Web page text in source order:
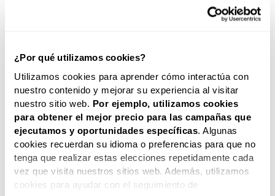
¿Por qué utilizamos cookies?
Utilizamos cookies para aprender cómo interactúa con
nuestro contenido y mejorar su experiencia al visitar
nuestro sitio web. Por ejemplo, utilizamos cookies
para obtener el mejor precio para las campañas que
ejecutamos y oportunidades específicas . Algunas
cookies recuerdan su idioma o preferencias para que no
tenga que realizar estas elecciones repetidamente cada
vez que visita nuestros sitios web. Además, utilizamos
cookies para ayudar con el seguimiento de
Assista ao Vídeo
HOMESTAR® ha creado el pack MOLDURAS DECORATIVAS
M35 con oferta de Ingletera en poliestireno y Serrrucho
HOMESTAR®. Las molduras decorativas en poliestireno
HOMESTAR® son fáciles de aplicar. Hazlo tu mismo. Pack
oferta con precio promocional.
Nota : No se aceptan devoluciones y/o cambios de
productos que hayan sido adquiridos a precio de
promoción, super oferta, edicion especial, pack